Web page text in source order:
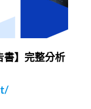
書】完整分析